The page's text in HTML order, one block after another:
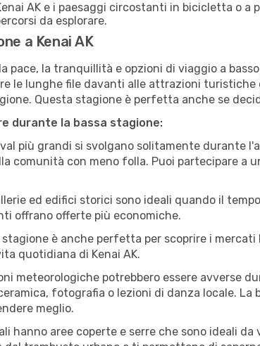
AK e i paesaggi circostanti in bicicletta o a
da esplorare.
a Kenai AK
pace, la tranquillità e opzioni di viaggio a
le lunghe file davanti alle attrazioni turistiche
Questa stagione è perfetta anche se
durante la bassa stagione:
più grandi si svolgano solitamente durante
comunità con meno folla. Puoi partecipare a
ed edifici storici sono ideali quando il
offrano offerte più economiche.
stagione è anche perfetta per scoprire i
quotidiana di Kenai AK.
meteorologiche potrebbero essere avverse
fotografia o lezioni di danza locale.
meglio.
hanno aree coperte e serre che sono ideali